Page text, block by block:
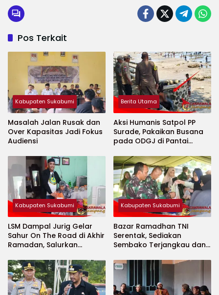
Pos Terkait
Kabupaten Sukabumi
Masalah Jalan Rusak dan
Over Kapasitas Jadi Fokus
Audiensi
Berita Utama
Aksi Humanis Satpol PP
Surade, Pakaikan Busana
pada ODGJ di Pantai
Kabupaten Sukabumi
LSM Dampal Jurig Gelar
Sahur On The Road di Akhir
Ramadan, Salurkan
Jompo dan Anak Yatim
Kabupaten Sukabumi
Bazar Ramadhan TNI
Serentak, Sediakan
Sembako Terjangkau dan